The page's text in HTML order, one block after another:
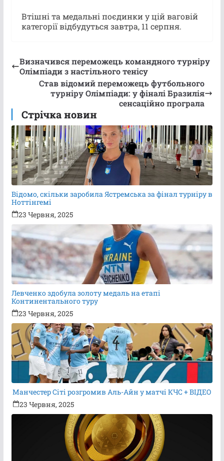
Втішні та медальні поєдинки у цій ваговій
категорії відбудуться завтра, 11 серпня.
Визначився переможець командного турніру
Олімпіади з настільного тенісу
Став відомий переможець футбольного
турніру Олімпіади: у фіналі Бразилія
сенсаційно програла
Стрічка новин
Відомо, скільки заробила Ястремська за фінал турніру в
Ноттінгемі
23 Червня, 2025
Левченко здобула золоту медаль на етапі
Континентального туру
23 Червня, 2025
Манчестер Сіті розгромив Аль-Айн у матчі КЧС + ВІДЕО
23 Червня, 2025